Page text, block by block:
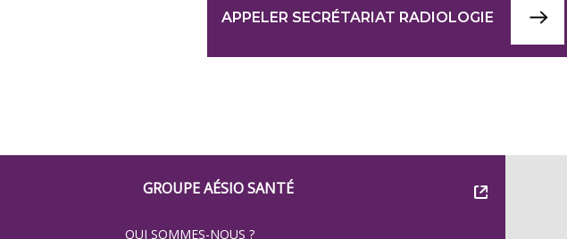
APPELER SECRÉTARIAT RADIOLOGIE
Footer
Groupe
GROUPE AÉSIO SANTÉ
QUI SOMMES-NOUS ?